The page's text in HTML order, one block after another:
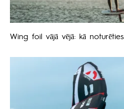
Wing foil vājā vējā: kā